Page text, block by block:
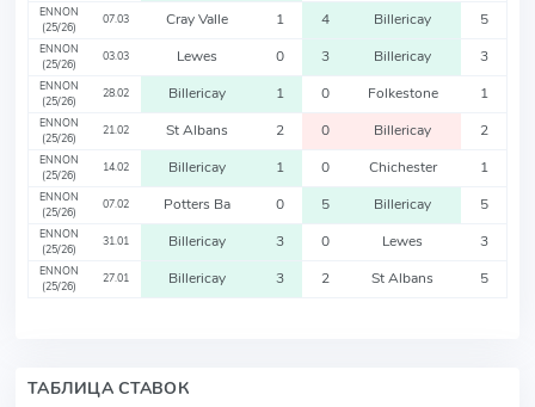
ENNON
(25/26)
07.03 Cray Valle 1 4 Billericay 5
ENNON
(25/26)
03.03 Lewes 0 3 Billericay 3
ENNON
(25/26)
28.02 Billericay 1 0 Folkestone 1
ENNON
(25/26)
21.02 St Albans 2 0 Billericay 2
ENNON
(25/26)
14.02 Billericay 1 0 Chichester 1
ENNON
(25/26)
07.02 Potters Ba 0 5 Billericay 5
ENNON
(25/26)
31.01 Billericay 3 0 Lewes 3
ENNON
(25/26)
27.01 Billericay 3 2 St Albans 5
ТАБЛИЦА СТАВОК